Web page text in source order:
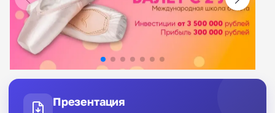
Презентация